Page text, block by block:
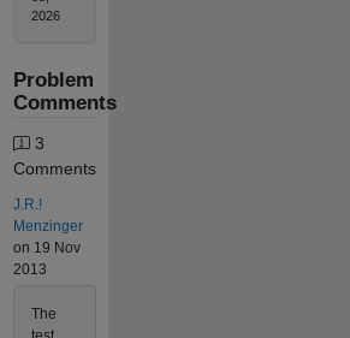
2026
Problem
Comments
3
Comments
J.R.!
Menzinger
on 19 Nov
2013
The